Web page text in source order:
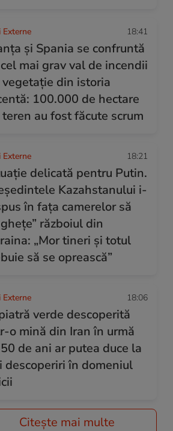
Externe 18:41
și Spania se confruntă
mai grav val de incendii
vegetație din istoria
100.000 de hectare
au fost făcute scrum
Externe 18:21
delicată pentru Putin.
Kazahstanului i-
în fața camerelor să
războiul din
„Mor tineri și totul
să se oprească”
Externe 18:06
verde descoperită
o mină din Iran în urmă
de ani ar putea duce la
descoperiri în domeniul
Citește mai multe